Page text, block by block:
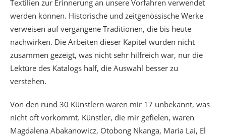
Textilien zur Erinnerung an unsere Vorfahren verwendet
werden können. Historische und zeitgenössische Werke
verweisen auf vergangene Traditionen, die bis heute
nachwirken. Die Arbeiten dieser Kapitel wurden nicht
zusammen gezeigt, was nicht sehr hilfreich war, nur die
Lektüre des Katalogs half, die Auswahl besser zu
verstehen.
Von den rund 30 Künstlern waren mir 17 unbekannt, was
nicht oft vorkommt. Künstler, die mir gefielen, waren
Magdalena Abakanowicz, Otobong Nkanga, Maria Lai, El